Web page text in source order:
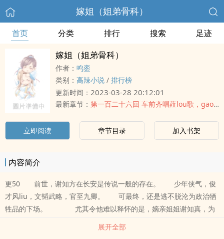
嫁姐（姐弟骨科）
首页 分类 排行 搜索 足迹
嫁姐（姐弟骨科）
作者： 鸣銮
类别： 高辣小说 / 排行榜
更新时间： 2023-03-28 20:12:01
最新章节： 第一百二十六回 车前齐唱薤lou歌，gao坟新起白峨峨
立即阅读 章节目录 加入书架
内容简介
更50 前世，谢知方在长安是传说一般的存在。 少年侠气，俊
才风liu，文韬武略，官至九卿。 可最终，还是逃不脱沦为政治牺
牲品的下场。 尤其令他难以释怀的是，嫡亲姐姐谢知真，为
了护他，和他一起被万箭穿心，横尸当场。 重活一世，谢知方大
彻大悟。 什么尔虞我诈，功名利禄，都不及小命重要。 是红
展开全部